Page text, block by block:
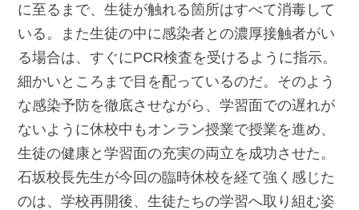
に至るまで、生徒が触れる箇所はすべて消毒して
いる。また生徒の中に感染者との濃厚接触者がい
る場合は、すぐにPCR検査を受けるように指示。
細かいところまで目を配っているのだ。そのよう
な感染予防を徹底させながら、学習面での遅れが
ないように休校中もオンラン授業で授業を進め、
生徒の健康と学習面の充実の両立を成功させた。
石坂校長先生が今回の臨時休校を経て強く感じた
のは、学校再開後、生徒たちの学習へ取り組む姿